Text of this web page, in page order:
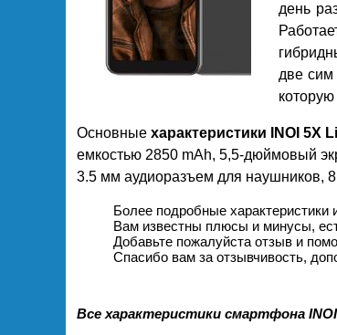
день
две сим
Основные характеристики INOI 5X
емкостью 2850 mAh, 5,5-дюймовый
3.5 мм аудиоразъем для наушников,
Более подробные
Вам известны плюсы и минусы,
Добавьте пожалуйста отзыв и
Спасибо вам за отзывчивость,
Все характеристики смартфона INOI